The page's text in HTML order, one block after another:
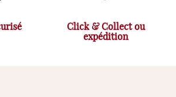
Click & Collect ou
expédition